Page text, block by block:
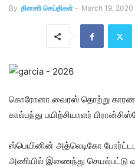
By தினசரி செய்திகள் - March 19, 2020
கொரோனா வைரஸ் தொற்று
கால்பந்து பயிற்சியாளர்
ஸ்பெயினின் அத்லெடிகோ
அணியில் இணைந்து செயல்பட்டு